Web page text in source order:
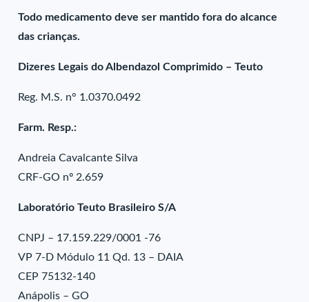
Todo medicamento deve ser mantido fora do alcance
das crianças.
Dizeres Legais do Albendazol Comprimido – Teuto
Reg. M.S. n° 1.0370.0492
Farm. Resp.:
Andreia Cavalcante Silva
CRF-GO nº 2.659
Laboratório Teuto Brasileiro S/A
CNPJ – 17.159.229/0001 -76
VP 7-D Módulo 11 Qd. 13 – DAIA
CEP 75132-140
Anápolis – GO